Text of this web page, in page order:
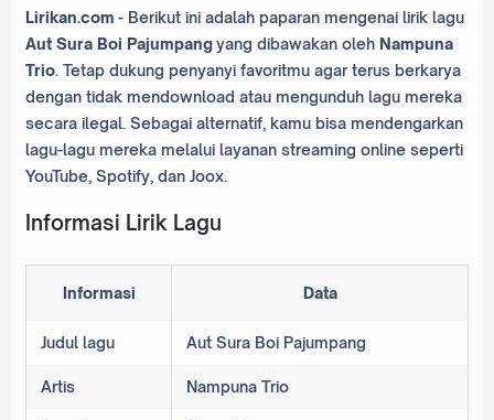
Lirikan.com - Berikut ini adalah paparan mengenai lirik lagu
Aut Sura Boi Pajumpangyang dibawakan oleh Nampuna
Trio. Tetap dukung penyanyi favoritmu agar terus berkarya
dengan tidak mendownload atau mengunduh lagu mereka
secara ilegal. Sebagai alternatif, kamu bisa mendengarkan
lagu-lagu mereka melalui layanan streaming online seperti
YouTube, Spotify, dan Joox.
Informasi Lirik Lagu
Informasi Data
Judul lagu Aut Sura Boi Pajumpang
Artis Nampuna Trio